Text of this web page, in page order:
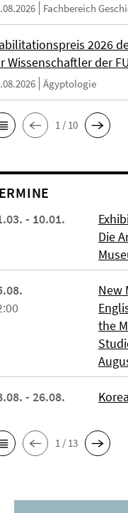
Fachbereich
2026
Wissenschaftler der
Ägyptologie
1 / 10
- 10.01.
Die
New
the
- 26.08.
1 / 13